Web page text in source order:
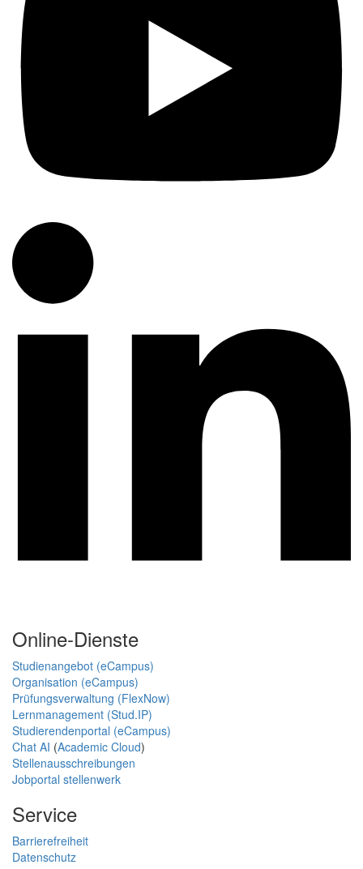
Online-Dienste
Studienangebot (eCampus)
Organisation (eCampus)
Prüfungsverwaltung (FlexNow)
Lernmanagement (Stud.IP)
Studierendenportal (eCampus)
Chat AI (Academic Cloud)
Stellenausschreibungen
Jobportal stellenwerk
Service
Barrierefreiheit
Datenschutz